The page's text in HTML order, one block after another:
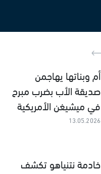
أم وبناتها يهاجمن
صديقة الأب بضرب مبرح
في ميشيغن الأمريكية
13.05.2026
خادمة نتنياهو تكشف